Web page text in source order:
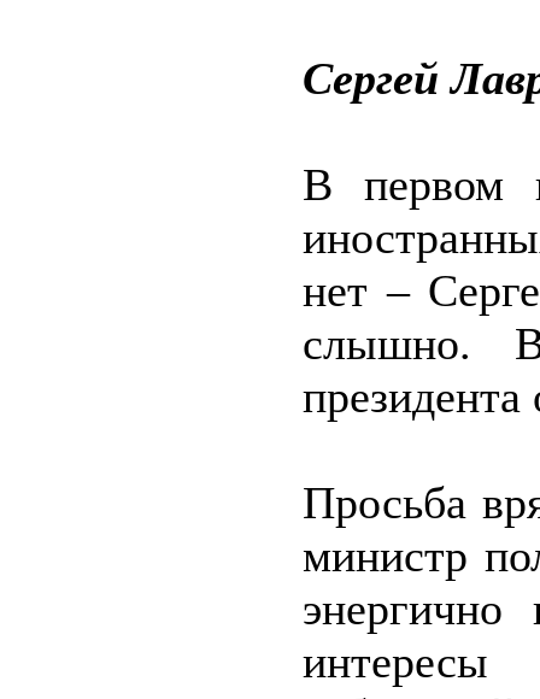
Сергей
В первом
нет –
слышно.
президента
Просьба
министр
энергично